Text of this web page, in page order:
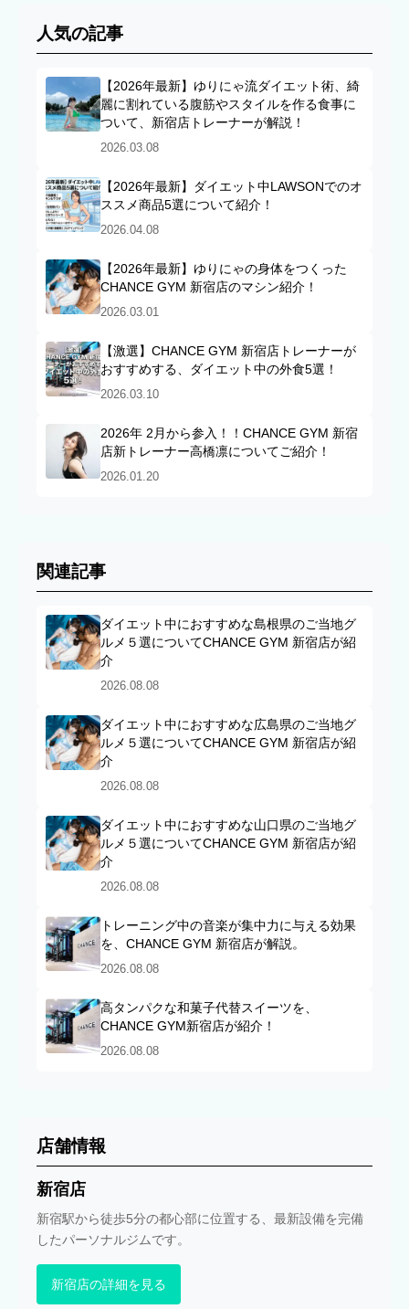
人気の記事
【2026年最新】ゆりにゃ流ダイエット術、綺
麗に割れている腹筋やスタイルを作る食事に
ついて、新宿店トレーナーが解説！
2026.03.08
【2026年最新】ダイエット中LAWSONでのオ
ススメ商品5選について紹介！
2026.04.08
【2026年最新】ゆりにゃの身体をつくった
CHANCE GYM 新宿店のマシン紹介！
2026.03.01
【激選】CHANCE GYM 新宿店トレーナーが
おすすめする、ダイエット中の外食5選！
2026.03.10
2026年 2月から参入！！CHANCE GYM 新宿
店新トレーナー高橋凛についてご紹介！
2026.01.20
関連記事
ダイエット中におすすめな島根県のご当地グ
ルメ５選についてCHANCE GYM 新宿店が紹
介
2026.08.08
ダイエット中におすすめな広島県のご当地グ
ルメ５選についてCHANCE GYM 新宿店が紹
介
2026.08.08
ダイエット中におすすめな山口県のご当地グ
ルメ５選についてCHANCE GYM 新宿店が紹
介
2026.08.08
トレーニング中の音楽が集中力に与える効果
を、CHANCE GYM 新宿店が解説。
2026.08.08
高タンパクな和菓子代替スイーツを、
CHANCE GYM新宿店が紹介！
2026.08.08
店舗情報
新宿店
新宿駅から徒歩5分の都心部に位置する、最新設備を完備
したパーソナルジムです。
新宿店の詳細を見る